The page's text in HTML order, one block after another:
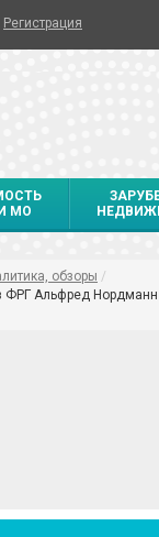
Регистрация
МО
обзоры /
ФРГ Альфред